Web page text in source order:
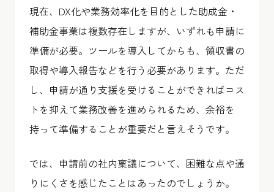
現在、DX化や業務効率化を目的とした助成金・
補助金事業は複数存在しますが、いずれも申請に
準備が必要。ツールを導入してからも、領収書の
取得や導入報告などを行う必要があります。ただ
し、申請が通り支援を受けることができればコス
トを抑えて業務改善を進められるため、余裕を
持って準備することが重要だと言えそうです。
では、申請前の社内稟議について、困難な点や通
りにくさを感じたことはあったのでしょうか。